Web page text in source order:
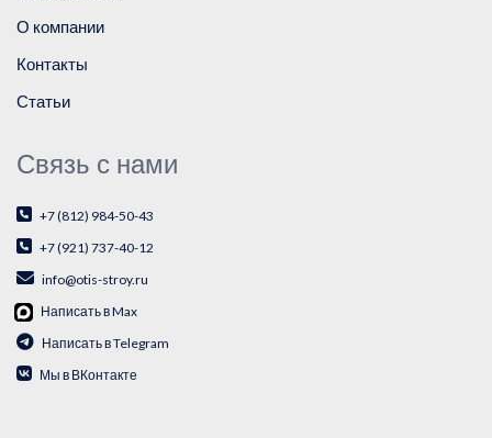
О компании
Контакты
Статьи
Связь с нами
+7 (812) 984-50-43
+7 (921) 737-40-12
info@otis-stroy.ru
Написать в Max
Написать в Telegram
Мы в ВКонтакте